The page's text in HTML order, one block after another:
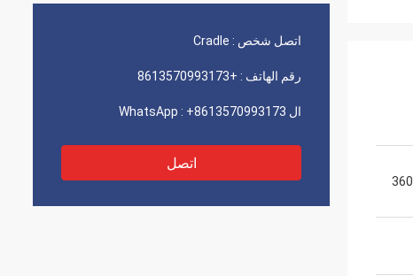
اتصل شخص : Cradle
رقم الهاتف : +8613570993173
ال WhatsApp : +8613570993173
اتصل
6 غوبوس بالإضافة إلى الفراغ، غوبوس يدور 360